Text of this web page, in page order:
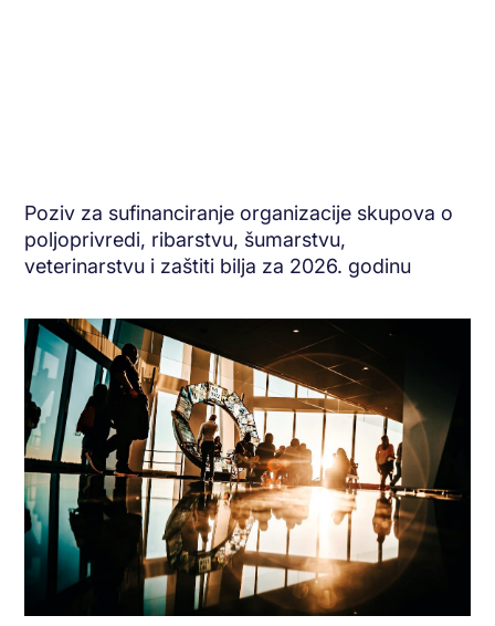
Poziv za sufinanciranje organizacije skupova o
poljoprivredi, ribarstvu, šumarstvu,
veterinarstvu i zaštiti bilja za 2026. godinu